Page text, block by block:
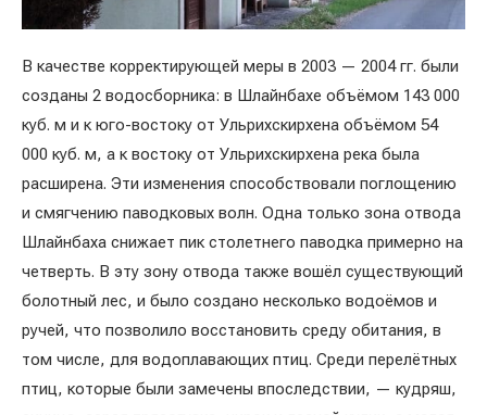
В качестве корректирующей меры в 2003 — 2004 гг. были
созданы 2 водосборника: в Шлайнбахе объёмом 143 000
куб. м и к юго-востоку от Ульрихскирхена объёмом 54
000 куб. м, а к востоку от Ульрихскирхена река была
расширена. Эти изменения способствовали поглощению
и смягчению паводковых волн. Одна только зона отвода
Шлайнбаха снижает пик столетнего паводка примерно на
четверть. В эту зону отвода также вошёл существующий
болотный лес, и было создано несколько водоёмов и
ручей, что позволило восстановить среду обитания, в
том числе, для водоплавающих птиц. Среди перелётных
птиц, которые были замечены впоследствии, — кудряш,